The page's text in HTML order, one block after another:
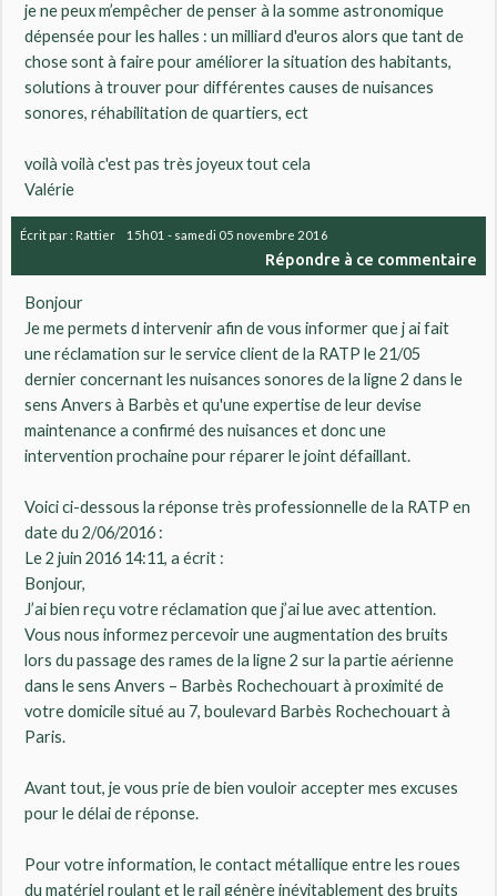
je ne peux m’empêcher de penser à la somme astronomique
dépensée pour les halles : un milliard d'euros alors que tant de
chose sont à faire pour améliorer la situation des habitants,
solutions à trouver pour différentes causes de nuisances
sonores, réhabilitation de quartiers, ect
voilà voilà c'est pas très joyeux tout cela
Valérie
Écrit par : Rattier 15h01 - samedi 05 novembre 2016
Répondre à ce commentaire
Bonjour
Je me permets d intervenir afin de vous informer que j ai fait
une réclamation sur le service client de la RATP le 21/05
dernier concernant les nuisances sonores de la ligne 2 dans le
sens Anvers à Barbès et qu'une expertise de leur devise
maintenance a confirmé des nuisances et donc une
intervention prochaine pour réparer le joint défaillant.
Voici ci-dessous la réponse très professionnelle de la RATP en
date du 2/06/2016 :
Le 2 juin 2016 14:11, a écrit :
Bonjour,
J’ai bien reçu votre réclamation que j’ai lue avec attention.
Vous nous informez percevoir une augmentation des bruits
lors du passage des rames de la ligne 2 sur la partie aérienne
dans le sens Anvers – Barbès Rochechouart à proximité de
votre domicile situé au 7, boulevard Barbès Rochechouart à
Paris.
Avant tout, je vous prie de bien vouloir accepter mes excuses
pour le délai de réponse.
Pour votre information, le contact métallique entre les roues
du matériel roulant et le rail génère inévitablement des bruits